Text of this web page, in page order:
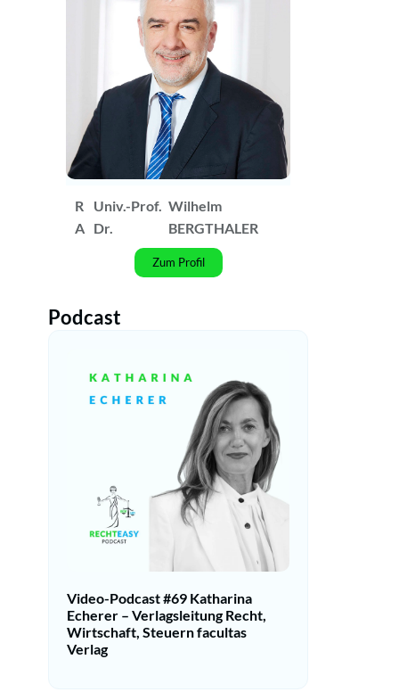
R
A
Univ.-Prof.
Dr.
Wilhelm
BERGTHALER
Zum Profil
Podcast
Video-Podcast #69 Katharina
Echerer – Verlagsleitung Recht,
Wirtschaft, Steuern facultas
Verlag